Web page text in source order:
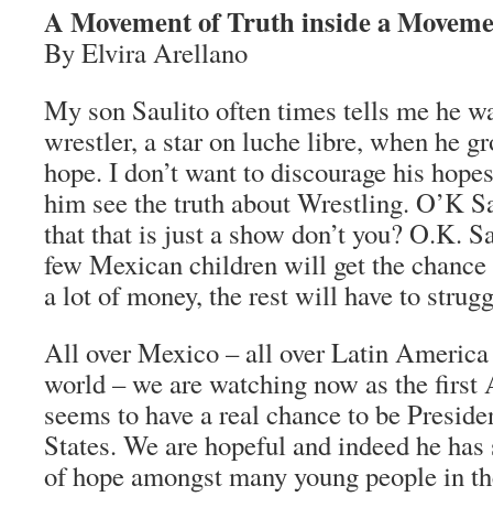
A Movement of Truth inside a
By Elvira Arellano
My son Saulito often times tells me he
wrestler, a star on luche libre, when he
hope. I don’t want to discourage his
him see the truth about Wrestling. O’K
that that is just a show don’t you? O.K.
few Mexican children will get the chance
a lot of money, the rest will have to
All over Mexico – all over Latin America
world – we are watching now as the
seems to have a real chance to be
States. We are hopeful and indeed he
of hope amongst many young people in